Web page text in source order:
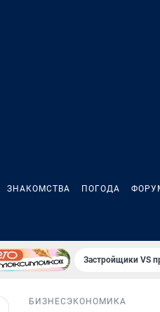
ЗНАКОМСТВА ПОГОДА
Застройщики VS
БИЗНЕС ЭКОНОМИКА